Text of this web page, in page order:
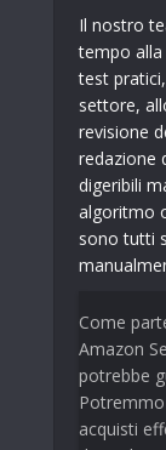
Il nostro
tempo
test
settore,
revisione
redazione
digeribili
algoritmo
sono tutti
Come
Amazon
potrebbe
acquisti